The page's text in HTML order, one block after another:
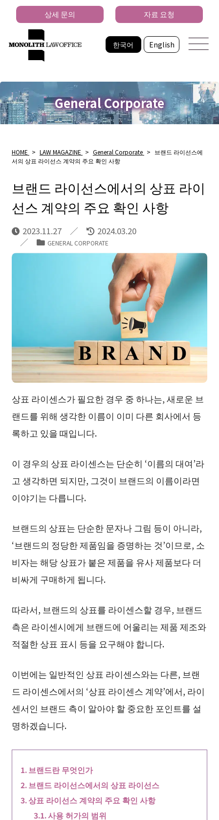
한국어 English
상세 문의 자료 요청
General Corporate
HOME > LAW MAGAZINE > General Corporate >
브랜드 라이선스에
서의 상표 라이선스 계약의 주요 확인 사항
브랜드 라이선스에서의 상표 라이
선스 계약의 주요 확인 사항
2023.11.27 2024.03.20
GENERAL CORPORATE
상표 라이센스가 필요한 경우 중 하나는, 새로운 브
랜드를 위해 생각한 이름이 이미 다른 회사에서 등
록하고 있을 때입니다.
이 경우의 상표 라이센스는 단순히 ‘이름의 대여’라
고 생각하면 되지만, 그것이 브랜드의 이름이라면
이야기는 다릅니다.
브랜드의 상표는 단순한 문자나 그림 등이 아니라,
‘브랜드의 정당한 제품임을 증명하는 것’이므로, 소
비자는 해당 상표가 붙은 제품을 유사 제품보다 더
비싸게 구매하게 됩니다.
따라서, 브랜드의 상표를 라이센스할 경우, 브랜드
측은 라이센시에게 브랜드에 어울리는 제품 제조와
적절한 상표 표시 등을 요구해야 합니다.
이번에는 일반적인 상표 라이센스와는 다른, 브랜
드 라이센스에서의 ‘상표 라이센스 계약’에서, 라이
센서인 브랜드 측이 알아야 할 중요한 포인트를 설
명하겠습니다.
브랜드란 무엇인가
브랜드 라이선스에서의 상표 라이선스
상표 라이선스 계약의 주요 확인 사항
사용 허가의 범위